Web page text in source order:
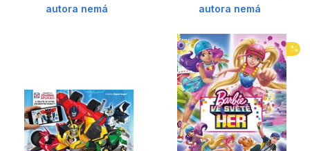
autora nemá autora nemá
%